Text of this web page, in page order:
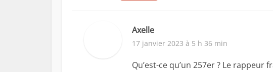
Axelle
17 janvier 2023 à 5 h 36 min
Qu’est-ce qu’un 257er ? Le